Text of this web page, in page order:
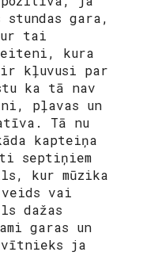
gara,
tai
kura
ir kļuvusi par
ka tā nav
pļavas un
Tā nu
kapteiņa
septiņiem
kur mūzika
veids vai
dažas
garas un
ja